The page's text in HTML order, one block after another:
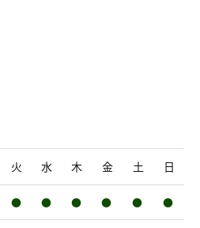
火 水 木 金 土 日
● ● ● ● ● ●